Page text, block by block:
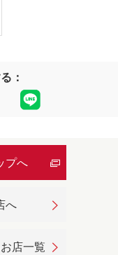
：
プへ
へ
店一覧